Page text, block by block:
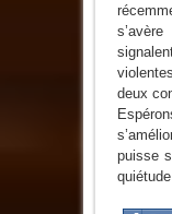
deux
puisse